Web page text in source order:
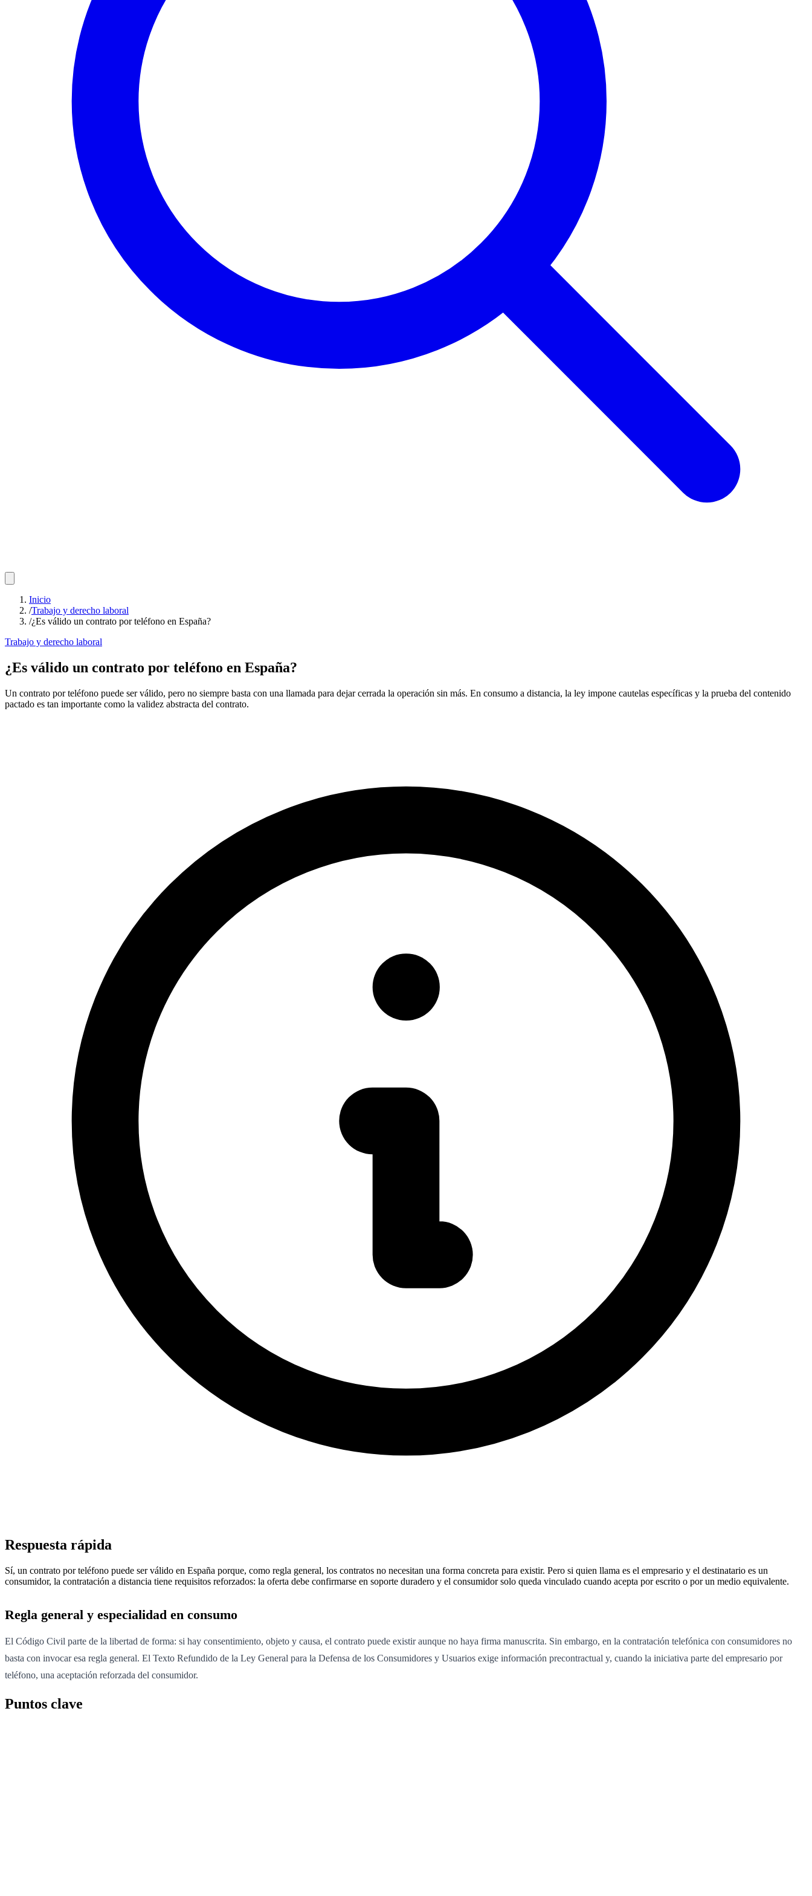
Inicio
/Trabajo y derecho laboral
/¿Es válido un contrato por teléfono en España?
Trabajo y derecho laboral
¿Es válido un contrato por teléfono en España?
Un contrato por teléfono puede ser válido, pero no siempre basta con una llamada para dejar cerrada la operación sin más. En consumo a distancia, la ley impone cautelas específicas y la prueba del contenido
pactado es tan importante como la validez abstracta del contrato.
Respuesta rápida
Sí, un contrato por teléfono puede ser válido en España porque, como regla general, los contratos no necesitan una forma concreta para existir. Pero si quien llama es el empresario y el destinatario es un
consumidor, la contratación a distancia tiene requisitos reforzados: la oferta debe confirmarse en soporte duradero y el consumidor solo queda vinculado cuando acepta por escrito o por un medio equivalente.
Regla general y especialidad en consumo
El Código Civil parte de la libertad de forma: si hay consentimiento, objeto y causa, el contrato puede existir aunque no haya firma manuscrita. Sin embargo, en la contratación telefónica con consumidores no
basta con invocar esa regla general. El Texto Refundido de la Ley General para la Defensa de los Consumidores y Usuarios exige información precontractual y, cuando la iniciativa parte del empresario por
teléfono, una aceptación reforzada del consumidor.
Puntos clave